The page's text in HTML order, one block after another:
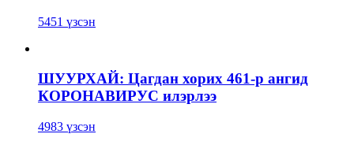
5451 үзсэн
ШУУРХАЙ: Цагдан хорих 461-р ангид
КОРОНАВИРУС илэрлээ
4983 үзсэн